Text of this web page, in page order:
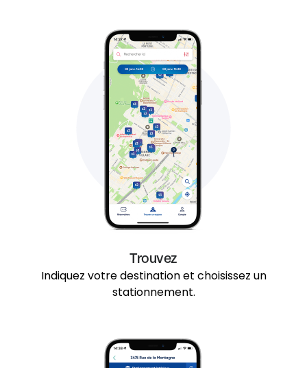
Trouvez
Indiquez votre destination et choisissez un
stationnement.